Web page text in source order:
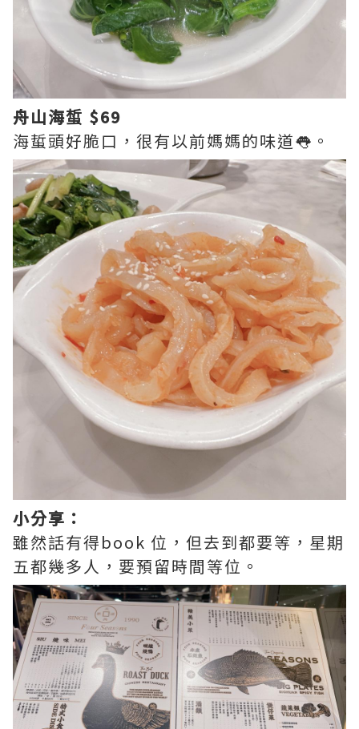
舟山海蜤 $69
海蜇頭好脆口，很有以前媽媽的味道👅。
小分享：
雖然話有得book 位，但去到都要等，星期
五都幾多人，要預留時間等位。